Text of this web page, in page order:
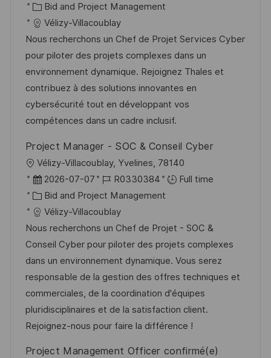
c
a
t
i
o
n
o
s
t
e
d
D
a
t
o
b
I
d
C
a
t
e
g
o
r
y
Bid and Project Management
Vélizy-Villacoublay
Nous recherchons un Chef de Projet Services Cyber
pour piloter des projets complexes dans un
environnement dynamique. Rejoignez Thales et
contribuez à des solutions innovantes en
cybersécurité tout en développant vos
compétences dans un cadre inclusif.
Project Manager - SOC & Conseil Cyber
L
o
c
a
t
i
o
n
Vélizy-Villacoublay, Yvelines, 78140
P
o
s
t
e
d
D
a
t
e
2026-07-07
J
o
b
I
d
R0330384
Full time
C
a
t
e
g
o
r
y
Bid and Project Management
Vélizy-Villacoublay
Nous recherchons un Chef de Projet - SOC &
Conseil Cyber pour piloter des projets complexes
dans un environnement dynamique. Vous serez
responsable de la gestion des offres techniques et
commerciales, de la coordination d'équipes
pluridisciplinaires et de la satisfaction client.
Rejoignez-nous pour faire la différence !
Project Management Officer confirmé(e)